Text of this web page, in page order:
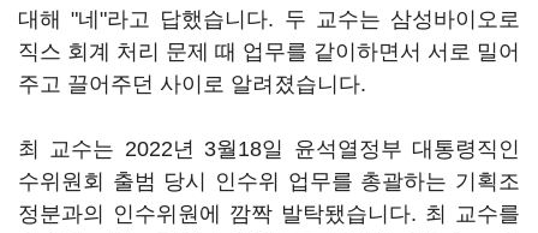
대해 "네"라고 답했습니다. 두 교수는 삼성바이오로
직스 회계 처리 문제 때 업무를 같이하면서 서로 밀어
주고 끌어주던 사이로 알려졌습니다.
최 교수는 2022년 3월18일 윤석열정부 대통령직인
수위원회 출범 당시 인수위 업무를 총괄하는 기획조
정분과의 인수위원에 깜짝 발탁됐습니다. 최 교수를